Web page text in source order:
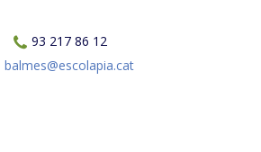
93 217 86 12
balmes@escolapia.cat